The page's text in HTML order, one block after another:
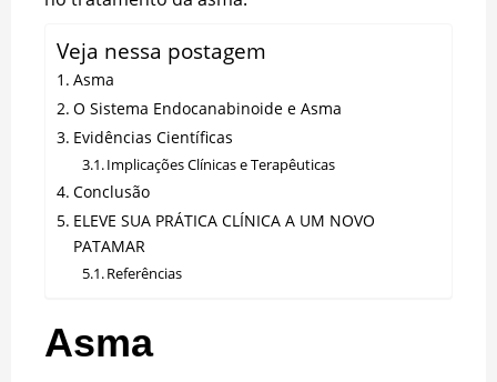
Veja nessa postagem
Asma
O Sistema Endocanabinoide e Asma
Evidências Científicas
Implicações Clínicas e Terapêuticas
Conclusão
ELEVE SUA PRÁTICA CLÍNICA A UM NOVO
PATAMAR
Referências
Asma